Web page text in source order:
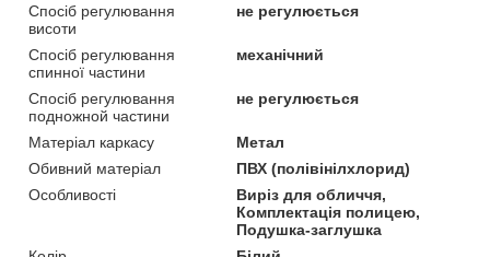
Спосіб регулювання
висоти
не регулюється
Спосіб регулювання
спинної частини
механічний
Спосіб регулювання
подножной частини
не регулюється
Матеріал каркасу
Метал
Обивний матеріал
ПВХ (полівінілхлорид)
Особливості
Виріз для обличчя,
Комплектація полицею,
Подушка-заглушка